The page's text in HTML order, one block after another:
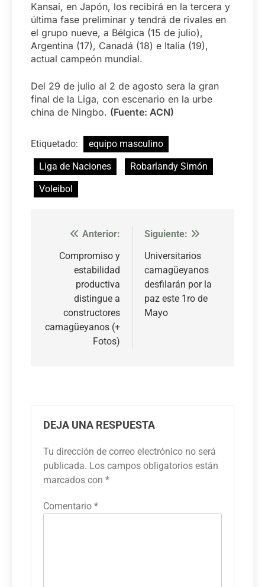
Kansai, en Japón, los recibirá en la tercera y
última fase preliminar y tendrá de rivales en
el grupo nueve, a Bélgica (15 de julio),
Argentina (17), Canadá (18) e Italia (19),
actual campeón mundial.
Del 29 de julio al 2 de agosto sera la gran
final de la Liga, con escenario en la urbe
china de Ningbo. (Fuente: ACN)
Etiquetado:
equipo masculino
Liga de Naciones
Robarlandy Simón
Voleibol
Navegación
entradas
Anterior:
Compromiso y
estabilidad
productiva
distingue a
constructores
camagüeyanos (+
Fotos)
Siguiente:
Universitarios
camagüeyanos
desfilarán por la
paz este 1ro de
Mayo
DEJA UNA RESPUESTA
Tu dirección de correo electrónico no será
publicada. Los campos obligatorios están
marcados con *
Comentario *